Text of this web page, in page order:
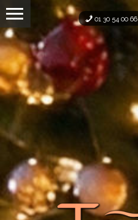
Panneau de gestion des cookies
01 30 54 00 66